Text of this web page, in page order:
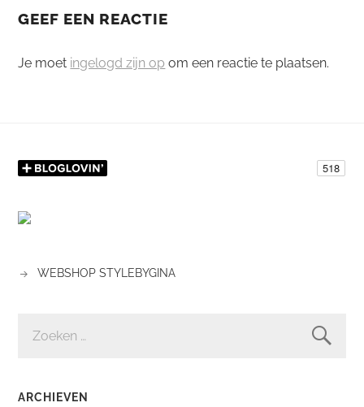
GEEF EEN REACTIE
Je moet ingelogd zijn op om een reactie te plaatsen.
WEBSHOP STYLEBYGINA
NAAR:
ARCHIEVEN